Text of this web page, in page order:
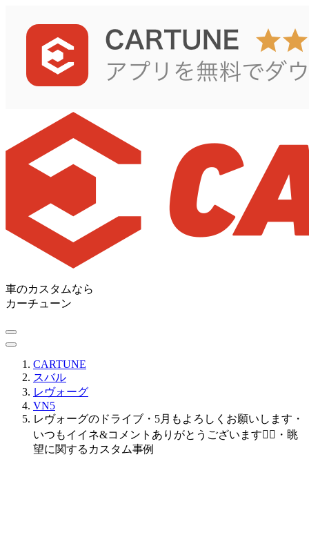
車のカスタムなら
カーチューン
CARTUNE
スバル
レヴォーグ
VN5
レヴォーグのドライブ・5月もよろしくお願いします・
いつもイイネ&コメントありがとうございます🙇‍♂️・眺
望に関するカスタム事例